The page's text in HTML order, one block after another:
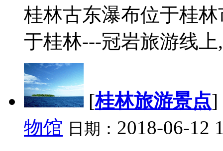
桂林古东瀑布位于桂
于桂林---冠岩旅游线
[桂林旅游景点]
物馆 日期： 2018-06-12